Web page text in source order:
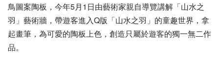
鳥圖案陶板，今年5月1日由藝術家親自導覽講解「山水之
羽」藝術牆，帶遊客進入Q版「山水之羽」的童趣世界，拿
起畫筆，為可愛的陶板上色，創造只屬於遊客的獨一無二作
品。